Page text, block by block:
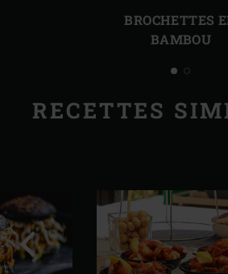
BROCHETTES
BAMBOU
RECETTES